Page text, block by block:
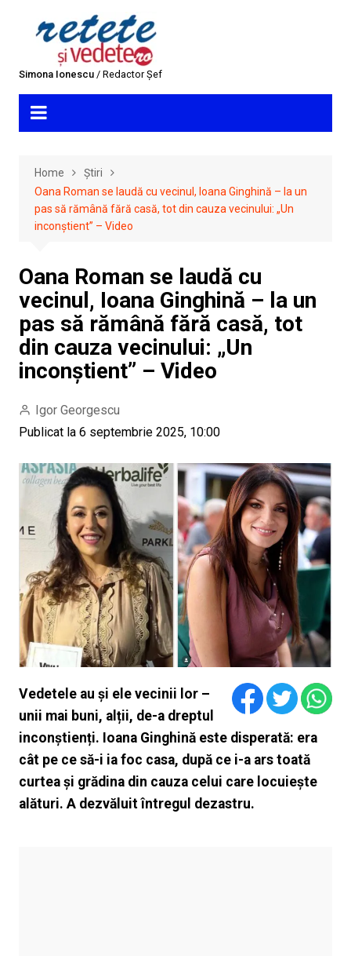
Simona Ionescu/ Redactor Șef
Home
Știri
Oana Roman se laudă cu vecinul, Ioana Ginghină – la un
pas să rămână fără casă, tot din cauza vecinului: „Un
inconștient” – Video
Oana Roman se laudă cu
vecinul, Ioana Ginghină – la un
pas să rămână fără casă, tot
din cauza vecinului: „Un
inconștient” – Video
Igor Georgescu
Publicat la 6 septembrie 2025, 10:00
Vedetele au și ele vecinii lor –
unii mai buni, alții, de-a dreptul
inconștienți. Ioana Ginghină este disperată: era
cât pe ce să-i ia foc casa, după ce i-a ars toată
curtea și grădina din cauza celui care locuiește
alături. A dezvăluit întregul dezastru.